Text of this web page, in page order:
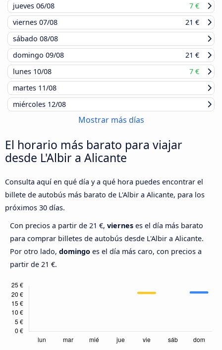
jueves 06/08
7 €
viernes 07/08
21 €
sábado 08/08
domingo 09/08
21 €
lunes 10/08
7 €
martes 11/08
miércoles 12/08
Mostrar más días
El horario más barato para viajar
desde L'Albir a Alicante
Consulta aquí en qué día y a qué hora puedes encontrar el
billete de autobús más barato de L'Albir a Alicante, para los
próximos 30 días.
Con precios a partir de 21 €, viernes es el día más barato
para comprar billetes de autobús desde L'Albir a Alicante.
Por otro lado, domingo es el día más caro, con precios a
partir de 21 €.